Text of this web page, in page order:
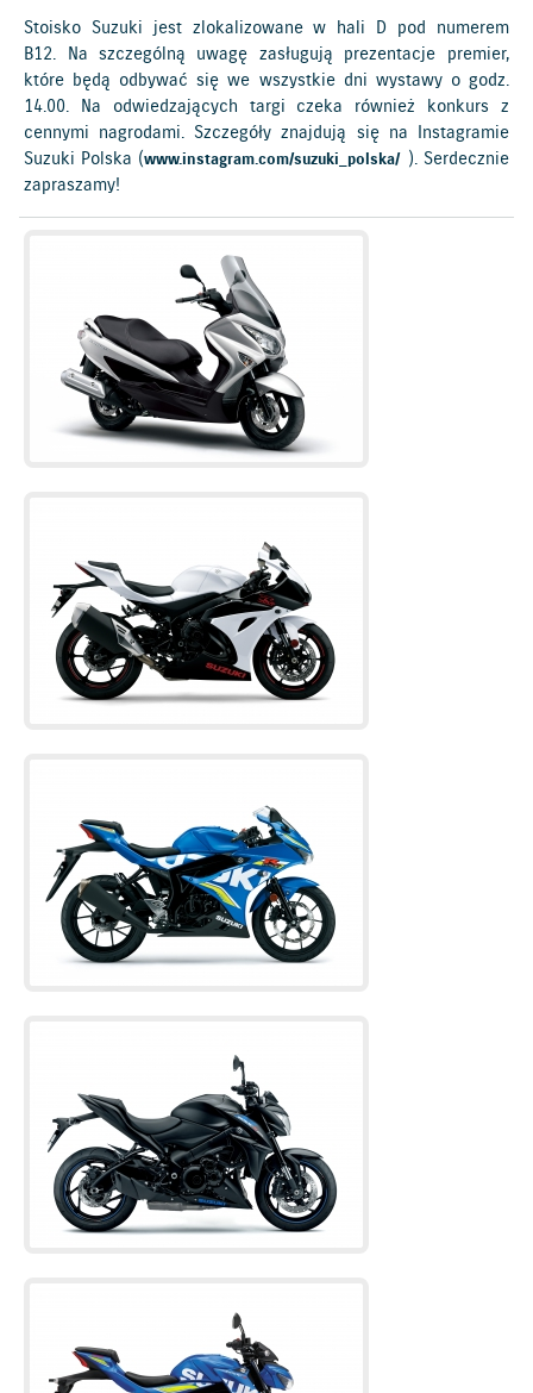
Stoisko Suzuki jest zlokalizowane w hali D pod numerem
B12. Na szczególną uwagę zasługują prezentacje premier,
które będą odbywać się we wszystkie dni wystawy o godz.
14.00. Na odwiedzających targi czeka również konkurs z
cennymi nagrodami. Szczegóły znajdują się na Instagramie
Suzuki Polska (www.instagram.com/suzuki_polska/ ). Serdecznie
zapraszamy!